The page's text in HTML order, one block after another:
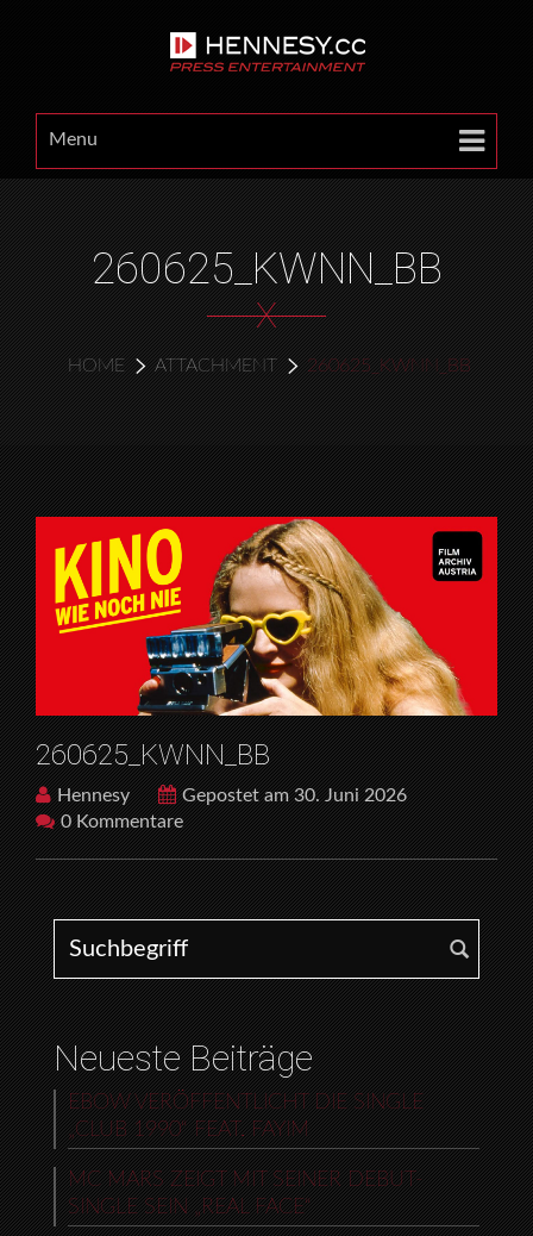
Menu
260625_KWNN_BB
X
HOME ATTACHMENT 260625_KWNN_BB
260625_KWNN_BB
Hennesy
Gepostet am 30. Juni 2026
0 Kommentare
Search for:
Neueste Beiträge
EBOW VERÖFFENTLICHT DIE SINGLE
„CLUB 1990“ FEAT. FAYIM
MC MARS ZEIGT MIT SEINER DEBUT-
SINGLE SEIN „REAL FACE“